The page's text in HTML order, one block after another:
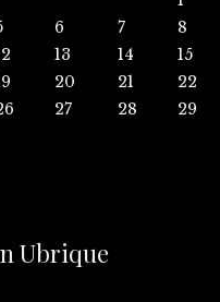
6 7 8
13 14 15
20 21 22
27 28 29
Ubrique